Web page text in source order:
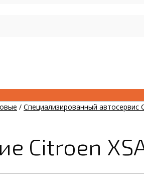
/ Специализированный автосервис
Citroen